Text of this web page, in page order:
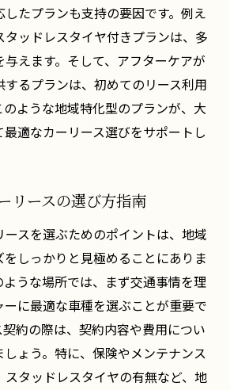
したプランも支持の要因です。例え
ッドレスタイヤ付きプランは、多
与えます。そして、アフターケアが
るプランは、初めてのリース利用
ような地域特化型のプランが、大
適なカーリース選びをサポートし
リースの選び方指南
スを選ぶためのポイントは、地域
しっかりと見極めることにありま
うな場所では、まず交通事情を理
に最適な車種を選ぶことが重要で
約の際は、契約内容や費用につい
ょう。特に、保険やメンテナンス
タッドレスタイヤの有無など、地